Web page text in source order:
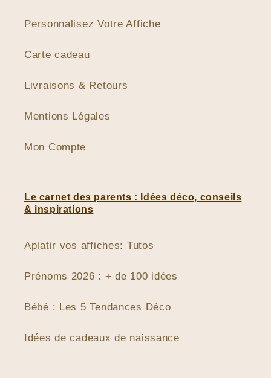
Personnalisez Votre Affiche
Carte cadeau
Livraisons & Retours
Mentions Légales
Mon Compte
Le carnet des parents : Idées déco, conseils
& inspirations
Aplatir vos affiches: Tutos
Prénoms 2026 : + de 100 idées
Bébé : Les 5 Tendances Déco
Idées de cadeaux de naissance